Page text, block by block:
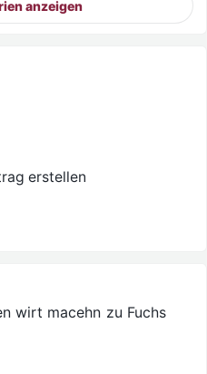
anzeigen
erstellen
wirt macehn zu Fuchs